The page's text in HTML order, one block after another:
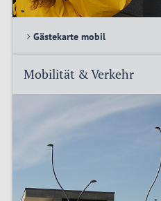
Gästekarte mobil
Mobilität & Verkehr